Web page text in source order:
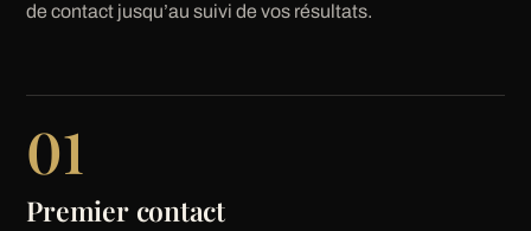
de contact jusqu’au suivi de vos résultats.
01
Premier contact